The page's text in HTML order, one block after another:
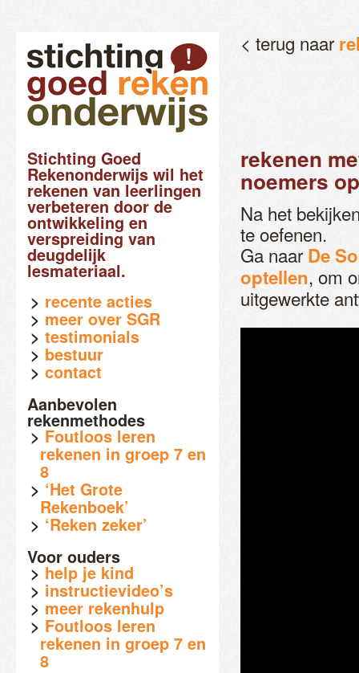
< terug naar
rekenen
noemers
Na het
te oefenen.
Ga naarDe
optellen, om
uitgewerkte
Stichting Goed
Rekenonderwijs wil het
rekenen van leerlingen
verbeteren door de
ontwikkeling en
verspreiding van
deugdelijk
lesmateriaal.
recente acties
meer over SGR
testimonials
bestuur
contact
Aanbevolen
rekenmethodes
Foutloos leren
rekenen in groep 7 en
8
‘Het Grote
Rekenboek’
‘Reken zeker’
Voor ouders
help je kind
instructievideo’s
meer rekenhulp
Foutloos leren
rekenen in groep 7 en
8